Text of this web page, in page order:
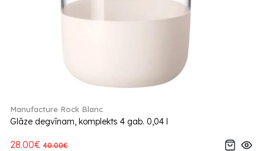
Manufacture Rock Blanc
Glāze degvīnam, komplekts 4 gab. 0,04 l
28.00€ 40.00€